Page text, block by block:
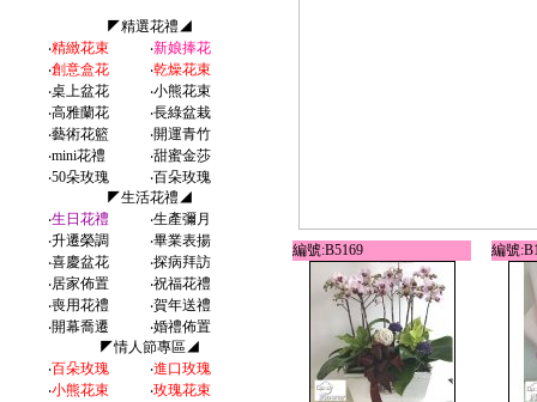
◤精選花禮◢
‧精緻花束 ‧新娘捧花
‧創意盒花 ‧乾燥花束
‧桌上盆花 ‧小熊花束
‧高雅蘭花 ‧長綠盆栽
‧藝術花籃 ‧開運青竹
‧mini花禮 ‧甜蜜金莎
‧50朵玫瑰 ‧百朵玫瑰
◤生活花禮◢
‧生日花禮 ‧生產彌月
‧升遷榮調 ‧畢業表揚
‧喜慶盆花 ‧探病拜訪
‧居家佈置 ‧祝福花禮
‧喪用花禮 ‧賀年送禮
‧開幕喬遷 ‧婚禮佈置
◤情人節專區◢
‧百朵玫瑰 ‧進口玫瑰
‧小熊花束 ‧玫瑰花束
編號:B5169 編號